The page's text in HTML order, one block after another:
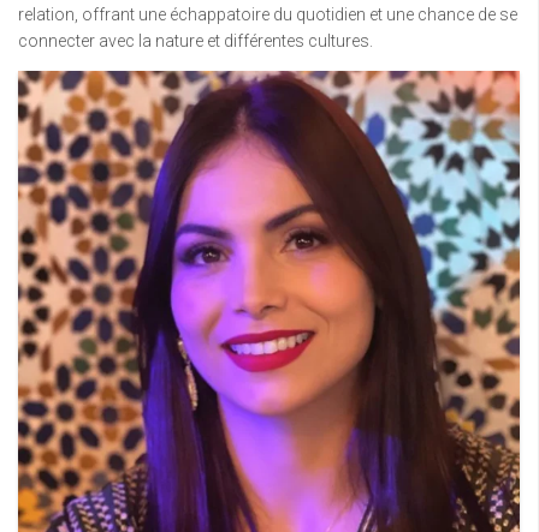
relation, offrant une échappatoire du quotidien et une chance de se
connecter avec la nature et différentes cultures.